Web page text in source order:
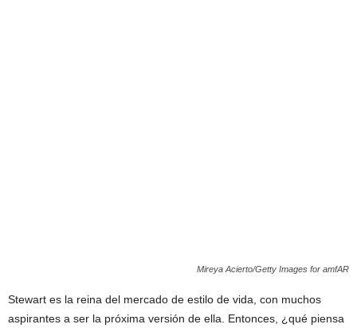
Mireya Acierto/Getty Images for amfAR
Stewart es la reina del mercado de estilo de vida, con muchos
aspirantes a ser la próxima versión de ella. Entonces, ¿qué piensa